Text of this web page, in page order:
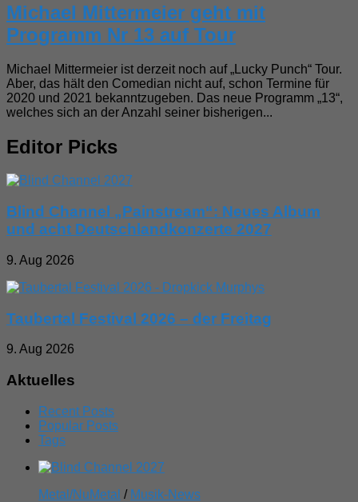
Michael Mittermeier geht mit
Programm Nr 13 auf Tour
Michael Mittermeier ist derzeit noch auf „Lucky Punch“ Tour.
Aber, das hält den Comedian nicht auf, schon Termine für
2020 und 2021 bekanntzugeben. Das neue Programm „13“,
welches sich an der Anzahl seiner bisherigen...
Editor Picks
Blind Channel „Painstream“: Neues Album
und acht Deutschlandkonzerte 2027
9. Aug 2026
Taubertal Festival 2026 – der Freitag
9. Aug 2026
Aktuelles
Recent Posts
Popular Posts
Tags
Metal/NuMetal / Musik-News